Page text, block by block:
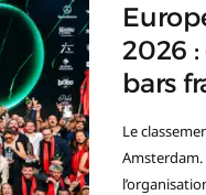
2026
bars
Le
Amsterdam.